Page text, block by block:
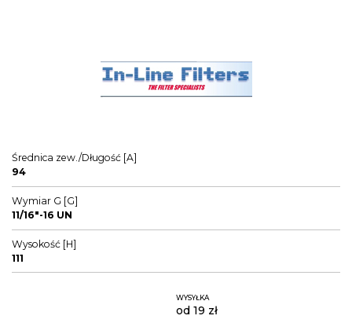
Średnica zew./Długość [A]
94
Wymiar G [G]
11/16"-16 UN
Wysokość [H]
111
WYSYŁKA
od 19 zł